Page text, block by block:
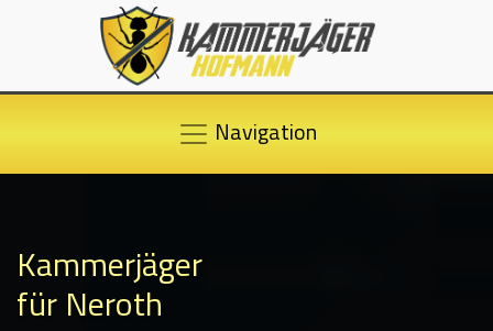
Navigation
Kammerjäger
für Neroth